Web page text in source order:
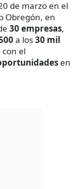
de marzo en el
Obregón, en
30 empresas,
a los30 mil
el
en